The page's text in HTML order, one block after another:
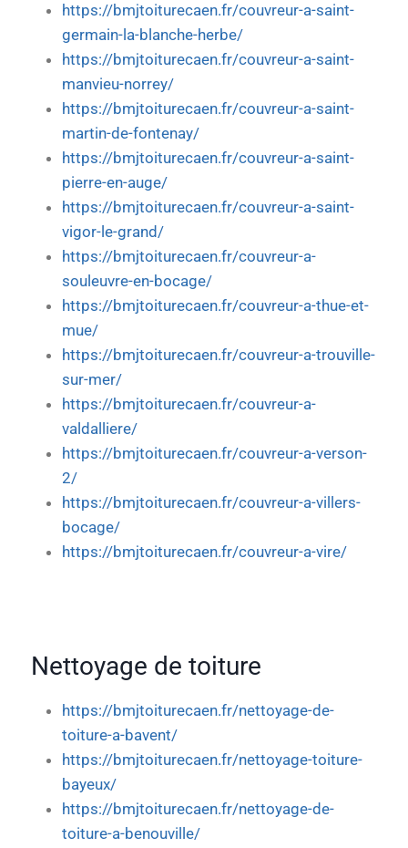
https://bmjtoiturecaen.fr/couvreur-a-saint-
germain-la-blanche-herbe/
https://bmjtoiturecaen.fr/couvreur-a-saint-
manvieu-norrey/
https://bmjtoiturecaen.fr/couvreur-a-saint-
martin-de-fontenay/
https://bmjtoiturecaen.fr/couvreur-a-saint-
pierre-en-auge/
https://bmjtoiturecaen.fr/couvreur-a-saint-
vigor-le-grand/
https://bmjtoiturecaen.fr/couvreur-a-
souleuvre-en-bocage/
https://bmjtoiturecaen.fr/couvreur-a-thue-et-
mue/
https://bmjtoiturecaen.fr/couvreur-a-trouville-
sur-mer/
https://bmjtoiturecaen.fr/couvreur-a-
valdalliere/
https://bmjtoiturecaen.fr/couvreur-a-verson-
2/
https://bmjtoiturecaen.fr/couvreur-a-villers-
bocage/
https://bmjtoiturecaen.fr/couvreur-a-vire/
Nettoyage de toiture
https://bmjtoiturecaen.fr/nettoyage-de-
toiture-a-bavent/
https://bmjtoiturecaen.fr/nettoyage-toiture-
bayeux/
https://bmjtoiturecaen.fr/nettoyage-de-
toiture-a-benouville/